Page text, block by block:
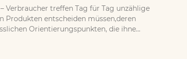
Verbraucher treffen Tag für Tag unzählige
Produkten entscheiden müssen,deren
Orientierungspunkten, die ihne...